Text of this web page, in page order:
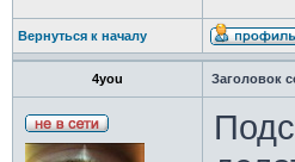
Вернуться к началу
4you Заголовок